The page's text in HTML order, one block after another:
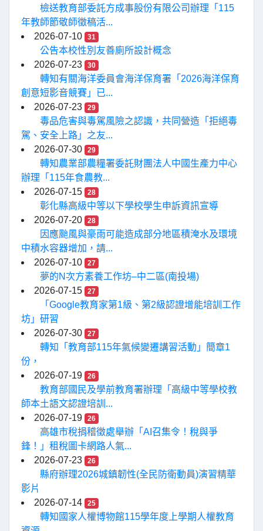
檢送教育部委託方成事股份有限公司辦理「115
年教師節敬師徵稿活...
2026-07-10
31
公告本校性別友善廁所設計概念
2026-07-23
30
轉知有關海洋委員會海洋保育署「2026海洋保育
創意短影音競賽」已...
2026-07-23
29
毒品危害與毒駕風險之認識，共同營造「拒絕毒
駕、安全上路」之友...
2026-07-30
29
轉知農業部農糧署委託財團法人中國生產力中心
辦理「115年食農教...
2026-07-15
28
彰化縣高級中等以下學校學生申訴資訊宣導
2026-07-20
28
因應颱風與豪雨可能造成部分地區積淹水及環境
中積水容器增加，請...
2026-07-10
27
夢的N次方素養工作坊–中二區(南投場)
2026-07-15
27
「Google教育家第1級、第2級認證增能培訓工作
坊」研習
2026-07-30
27
轉知「教育部115年氣候變遷講習活動」簡章1
份，
2026-07-19
26
教育部國民及學前教育署辦理「高級中等學校教
師本土語文認證培訓...
2026-07-19
26
高雄市稅捐稽徵處舉辦「AI召集令！稅與爭
鋒！」租稅圖卡網路人氣...
2026-07-23
26
縣府辦理2026城鎮韌性(全民防衛動員)演習精華
影片
2026-07-14
25
轉知國家人權博物館115學年度上學期人權教育